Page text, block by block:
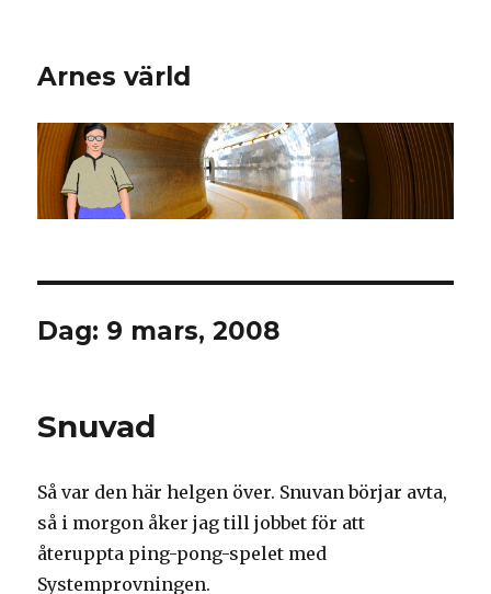
Arnes värld
Dag: 9 mars, 2008
Snuvad
Så var den här helgen över. Snuvan börjar avta,
så i morgon åker jag till jobbet för att
återuppta ping-pong-spelet med
Systemprovningen.